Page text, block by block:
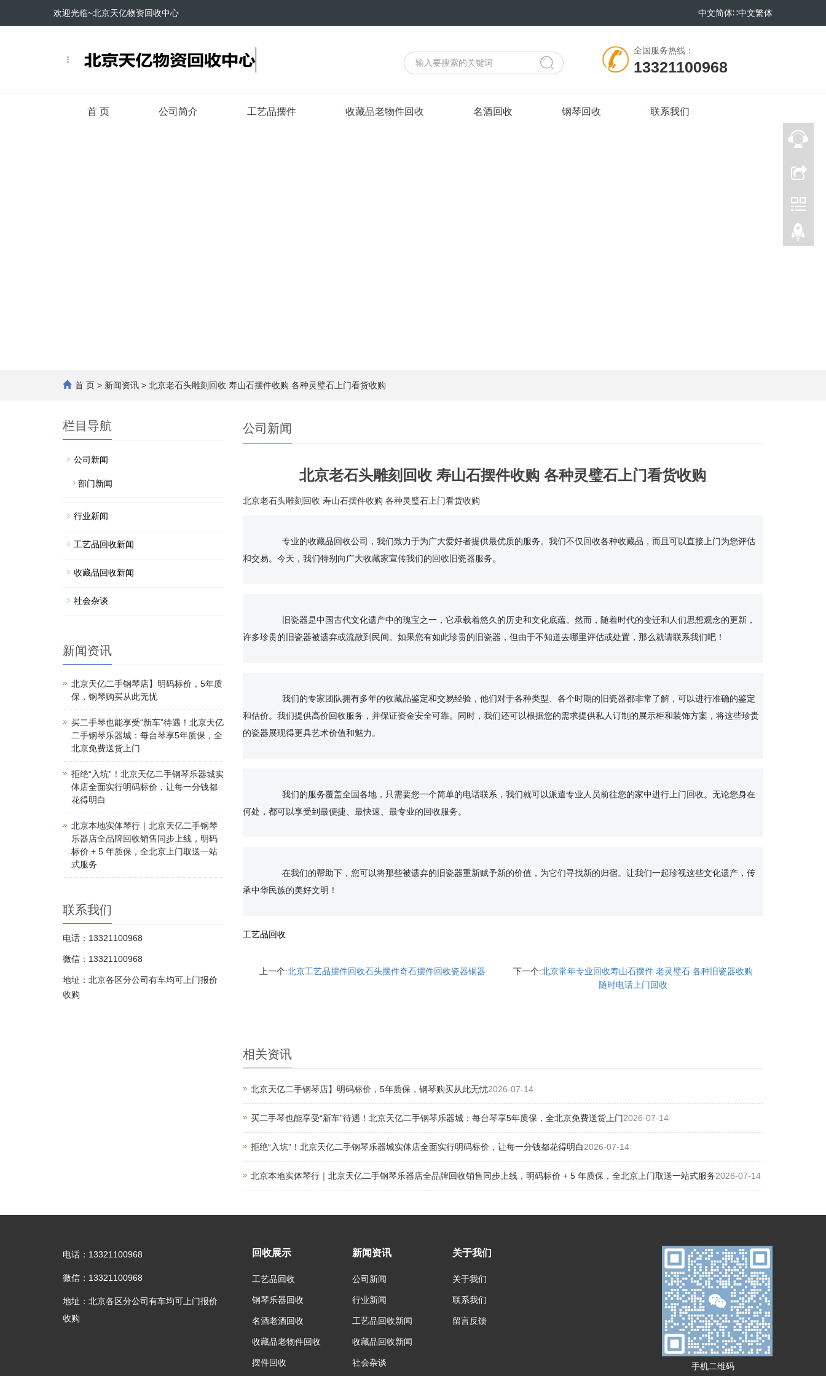
欢迎光临~北京天亿物资回收中心 中文繁体
∷
中文简体
全国服务热线：
13321100968
首 页 公司简介 工艺品摆件 收藏品老物件回收 名酒回收 钢琴回收 联系我们
首 页 > 新闻资讯 > 北京老石头雕刻回收 寿山石摆件收购 各种灵璧石上门看货收购
公司新闻
北京老石头雕刻回收 寿山石摆件收购 各种灵璧石上门看货收购
北京老石头雕刻回收 寿山石摆件收购 各种灵璧石上门看货收购
和交易。今天，我们特别向广大收藏家宣传我们的回收旧瓷器服务。
许多珍贵的旧瓷器被遗弃或流散到民间。如果您有如此珍贵的旧瓷器，但由于不知道去哪里评估或处置，那么就请联系我们吧！
和估价。我们提供高价回收服务，并保证资金安全可靠。同时，我们还可以根据您的需求提供私人订制的展示柜和装饰方案，将这些珍贵
的瓷器展现得更具艺术价值和魅力。
何处，都可以享受到最便捷、最快速、最专业的回收服务。
承中华民族的美好文明！
工艺品回收
上一个:北京工艺品摆件回收石头摆件奇石摆件回收瓷器铜器 下一个:北京常年专业回收寿山石摆件 老灵璧石 各种旧瓷器收购
随时电话上门回收
相关资讯
北京天亿二手钢琴店】明码标价，5年质保，钢琴购买从此无忧2026-07-14
买二手琴也能享受“新车”待遇！北京天亿二手钢琴乐器城：每台琴享5年质保，全北京免费送货上门2026-07-14
拒绝“入坑”！北京天亿二手钢琴乐器城实体店全面实行明码标价，让每一分钱都花得明白2026-07-14
北京本地实体琴行｜北京天亿二手钢琴乐器店全品牌回收销售同步上线，明码标价 + 5 年质保，全北京上门取送一站式服务2026-07-14
栏目导航
公司新闻
部门新闻
行业新闻
工艺品回收新闻
收藏品回收新闻
社会杂谈
新闻资讯
北京天亿二手钢琴店】明码标价，5年质
保，钢琴购买从此无忧
买二手琴也能享受“新车”待遇！北京天亿
二手钢琴乐器城：每台琴享5年质保，全
北京免费送货上门
拒绝“入坑”！北京天亿二手钢琴乐器城实
体店全面实行明码标价，让每一分钱都
花得明白
北京本地实体琴行｜北京天亿二手钢琴
乐器店全品牌回收销售同步上线，明码
标价 + 5 年质保，全北京上门取送一站
式服务
联系我们
电话：13321100968
微信：13321100968
地址：北京各区分公司有车均可上门报价
收购
电话：13321100968
微信：13321100968
地址：北京各区分公司有车均可上门报价
收购
回收展示
工艺品回收
钢琴乐器回收
名酒老酒回收
收藏品老物件回收
摆件回收
新闻资讯
公司新闻
行业新闻
工艺品回收新闻
收藏品回收新闻
社会杂谈
关于我们
关于我们
联系我们
留言反馈
手机二维码